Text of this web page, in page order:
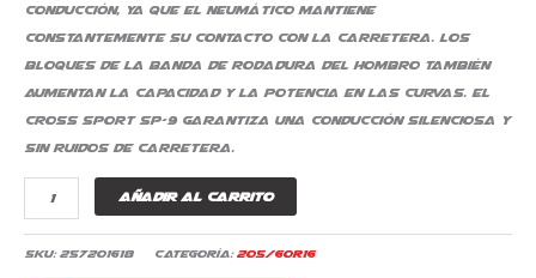
conducción, ya que el neumático mantiene
constantemente su contacto con la carretera. Los
bloques de la banda de rodadura del hombro también
aumentan la capacidad y la potencia en las curvas. El
Cross Sport SP-9 garantiza una conducción silenciosa y
sin ruidos de carretera.
Añadir al carrito
SKU: 257201618 Categoría: 205/60R16